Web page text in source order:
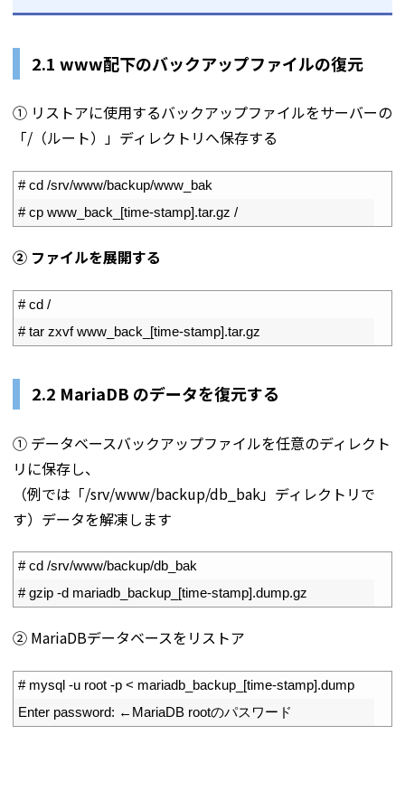
2.1 www配下のバックアップファイルの復元
① リストアに使用するバックアップファイルをサーバーの
「/（ルート）」ディレクトリへ保存する
# cd /srv/www/backup/www_bak
# cp www_back_[time-stamp].tar.gz /
② ファイルを展開する
# cd /
# tar zxvf www_back_[time-stamp].tar.gz
2.2 MariaDB のデータを復元する
① データベースバックアップファイルを任意のディレクト
リに保存し、
（例では「/srv/www/backup/db_bak」ディレクトリで
す）データを解凍します
# cd /srv/www/backup/db_bak
# gzip -d mariadb_backup_[time-stamp].dump.gz
② MariaDBデータベースをリストア
# mysql -u root -p < mariadb_backup_[time-stamp].dump
Enter password: ← MariaDB rootのパスワード